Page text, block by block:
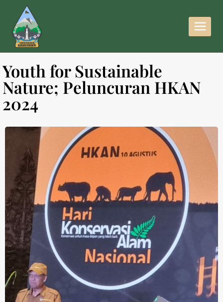
Youth for Sustainable
Nature; Peluncuran HKAN
2024